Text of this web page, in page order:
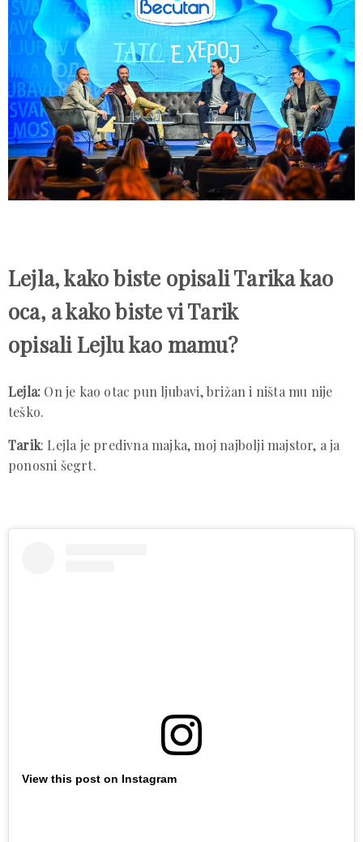
Lejla, kako biste opisali Tarika kao
oca, a kako biste vi Tarik
opisali Lejlu kao mamu?
Lejla: On je kao otac pun ljubavi, brižan i ništa mu nije
teško.
Tarik: Lejla je predivna majka, moj najbolji majstor, a ja
ponosni šegrt.
View this post on Instagram